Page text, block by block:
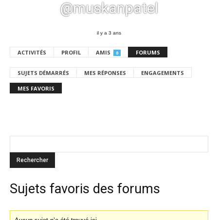
@muskanpatel
il y a 3 ans
ACTIVITÉS PROFIL AMIS 0 FORUMS
SUJETS DÉMARRÉS MES RÉPONSES ENGAGEMENTS
MES FAVORIS
Sujets favoris des forums